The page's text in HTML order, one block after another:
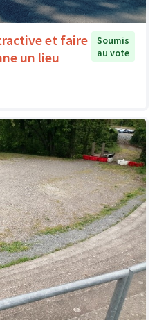
et faire
un lieu
Soumis
au vote